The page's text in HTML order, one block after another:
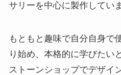
サリーを中心に製作してい
もともと趣味で自分自身で
り始め、本格的に学びたい
ストーンショップでデザイ